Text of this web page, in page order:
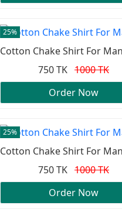
25%
Cotton Chake Shirt For Man
750 TK 1000 TK
Order Now
25%
Cotton Chake Shirt For Man
750 TK 1000 TK
Order Now